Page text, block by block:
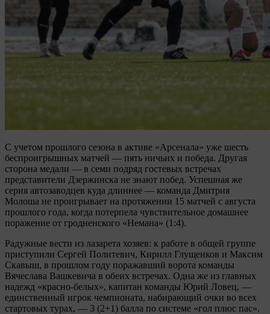
С учетом прошлого сезона в активе «Арсенала» уже шесть
беспроигрышных матчей — пять ничьих и победа. Другая
сторона медали — в семи подряд гостевых встречах
представители Дзержинска не знают побед. Успешная же
серия автозаводцев куда длиннее — команда Дмитрия
Молоша не проигрывает на протяжении 15 матчей с августа
прошлого года, когда потерпела чувствительное домашнее
поражение от гродненского «Немана» (1:4).
Радужные вести из лазарета хозяев: к работе в общей группе
приступили Сергей Политевич, Кирилл Глущенков и Максим
Скавыш, в прошлом году поражавший ворота команды
Вячеслава Вашкевича в обеих встречах. Одна же из главных
надежд «красно-белых», капитан команды Юрий Ловец, —
единственный игрок чемпионата, набирающий очки во всех
стартовых турах, — 3 (2+1) балла по системе «гол плюс пас».